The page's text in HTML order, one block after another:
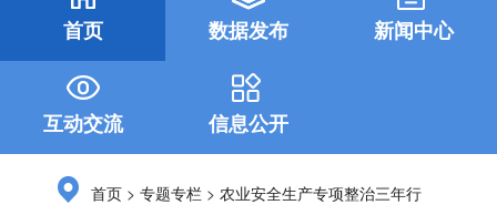
首页 数据发布 新闻中心
互动交流 信息公开
首页 >专题专栏 >农业安全生产专项整治三年行